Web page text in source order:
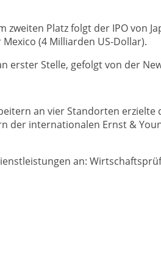
Platz folgt der IPO von
(4 Milliarden US-Dollar).
erster Stelle, gefolgt von der
an vier Standorten erzielte
der internationalen Ernst &
an: